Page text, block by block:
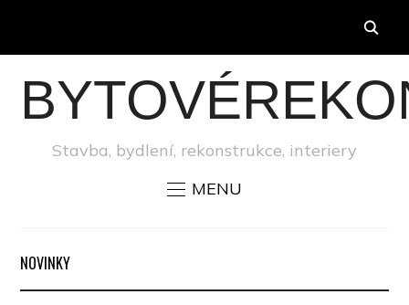
Stavba, bydlení, rekonstrukce, interiery
MENU
NOVINKY